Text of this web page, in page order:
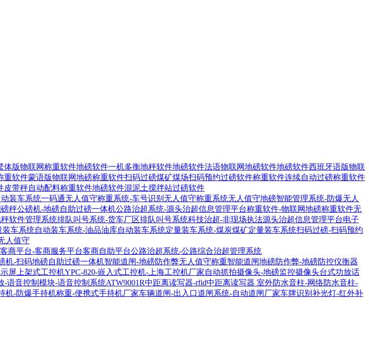
体版物联网称重软件地磅软件一机多衡地秤软件地磅软件法语物联网地磅软件地磅软件西班牙语版物联
重软件蒙语版物联网地磅称重软件扫码过磅煤矿煤场扫码预约过磅软件称重软件连续自动过磅称重软件
皮带秤自动配料称重软件地磅软件混泥土搅拌站过磅软件
装车系统一码通无人值守称重系统-车号识别无人值守称重系统无人值守地磅智能管理系统-防爆无人
秤公磅机-地磅自助过磅一体机公路治超系统-源头治超信息管理平台称重软件-物联网地磅称重软件无
软件管理系统排队叫号系统-货车厂区排队叫号系统科技治超-非现场执法源头治超信息管理平台电子
装车系统自动装车系统-油品油库自动装车系统定量装车系统-煤炭煤矿定量装车系统扫码过磅-扫码预约
人值守
客商平台-客商服务平台客商自助平台公路治超系统-公路综合治超管理系统
机-扫码地磅自助过磅一体机智能道闸-地磅防作弊无人值守称重智能道闸地磅防作弊-地磅防控仪衡器
屏上架式工控机YPC-820-嵌入式工控机-上海工控机厂家自动抓拍摄像头-地磅监控摄像头台式功放话
-语音控制模块-语音控制系统ATW9001R中距离读写器-rfid中距离读写器 室外防水音柱-网络防水音柱-
机-防爆手持机称重-便携式手持机厂家车辆道闸-出入口道闸系统-自动道闸厂家车牌识别补光灯-红外补